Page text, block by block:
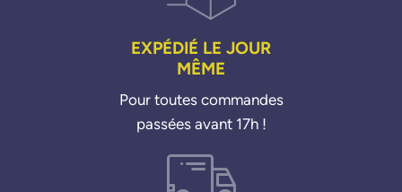
EXPÉDIÉ LE JOUR
MÊME
Pour toutes commandes
passées avant 17h !